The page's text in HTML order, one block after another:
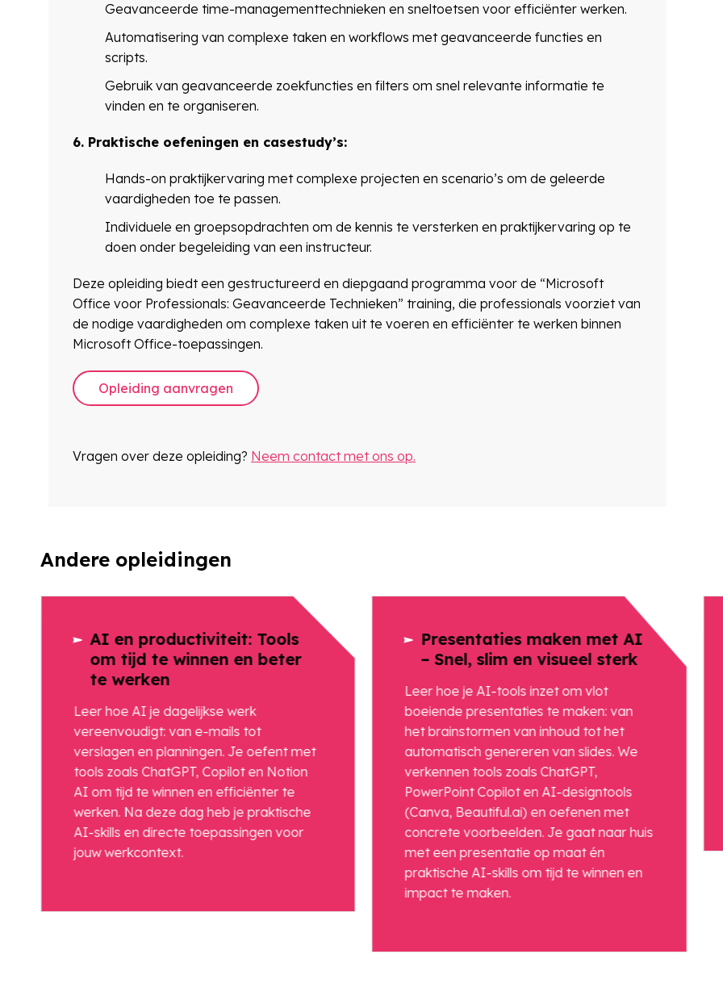
Geavanceerde time-managementtechnieken en sneltoetsen voor efficiënter werken.
Automatisering van complexe taken en workflows met geavanceerde functies en
scripts.
Gebruik van geavanceerde zoekfuncties en filters om snel relevante informatie te
vinden en te organiseren.
6. Praktische oefeningen en casestudy’s:
Hands-on praktijkervaring met complexe projecten en scenario’s om de geleerde
vaardigheden toe te passen.
Individuele en groepsopdrachten om de kennis te versterken en praktijkervaring op te
doen onder begeleiding van een instructeur.
Deze opleiding biedt een gestructureerd en diepgaand programma voor de “Microsoft
Office voor Professionals: Geavanceerde Technieken” training, die professionals voorziet van
de nodige vaardigheden om complexe taken uit te voeren en efficiënter te werken binnen
Microsoft Office-toepassingen.
Opleiding aanvragen
Vragen over deze opleiding? Neem contact met ons op.
Andere opleidingen
AI en productiviteit: Tools
om tijd te winnen en beter
te werken
Leer hoe AI je dagelijkse werk
vereenvoudigt: van e-mails tot
verslagen en planningen. Je oefent met
tools zoals ChatGPT, Copilot en Notion
AI om tijd te winnen en efficiënter te
werken. Na deze dag heb je praktische
AI-skills en directe toepassingen voor
jouw werkcontext.
Presentaties maken met AI
– Snel, slim en visueel sterk
Leer hoe je AI-tools inzet om vlot
boeiende presentaties te maken: van
het brainstormen van inhoud tot het
automatisch genereren van slides. We
verkennen tools zoals ChatGPT,
PowerPoint Copilot en AI-designtools
(Canva, Beautiful.ai) en oefenen met
concrete voorbeelden. Je gaat naar huis
met een presentatie op maat én
praktische AI-skills om tijd te winnen en
impact te maken.